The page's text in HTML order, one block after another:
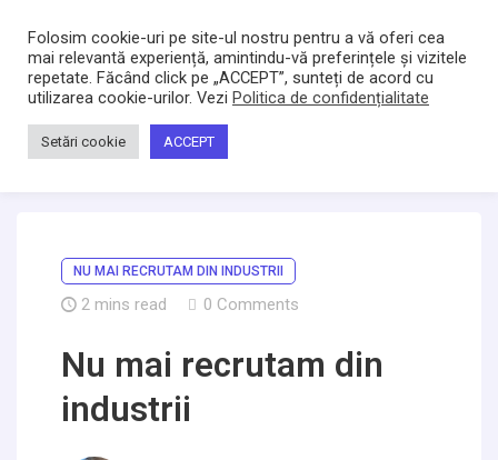
Bacltd
Locuri de munca
NU MAI RECRUTAM DIN INDUSTRII
2 mins read 0 Comments
Nu mai recrutam din
industrii
Folosim cookie-uri pe site-ul nostru pentru a vă oferi cea
mai relevantă experiență, amintindu-vă preferințele și vizitele
repetate. Făcând click pe „ACCEPT”, sunteți de acord cu
utilizarea cookie-urilor. Vezi Politica de confidențialitate
Setări cookie ACCEPT